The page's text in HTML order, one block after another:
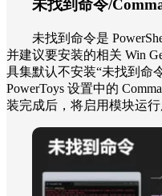
未找到命令/
未找到命令是
并建议要安装的相关 Win
具集默认不安装“未找到命
PowerToys 设置中的
装完成后，将启用模块运行